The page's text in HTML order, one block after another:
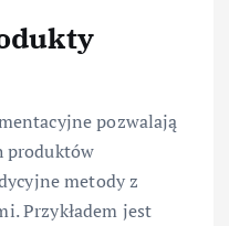
pozwalają
produktów
metody z
Przykładem jest